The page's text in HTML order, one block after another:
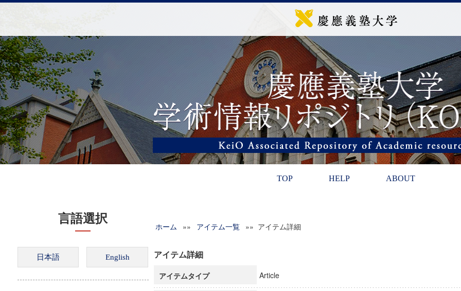
TOP HELP ABOUT
言語選択
ホーム »» アイテム一覧 »» アイテム詳細
アイテム詳細
アイテムタイプ Article